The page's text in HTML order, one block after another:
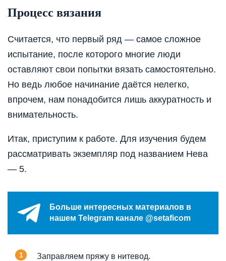
Процесс вязания
Считается, что первый ряд — самое сложное
испытание, после которого многие люди
оставляют свои попытки вязать самостоятельно.
Но ведь любое начинание даётся нелегко,
впрочем, нам понадобится лишь аккуратность и
внимательность.
Итак, приступим к работе. Для изучения будем
рассматривать экземпляр под названием Нева
— 5.
Больше интересных материалов в
нашем Telegram канале @setaficom
Заправляем пряжу в нитевод.